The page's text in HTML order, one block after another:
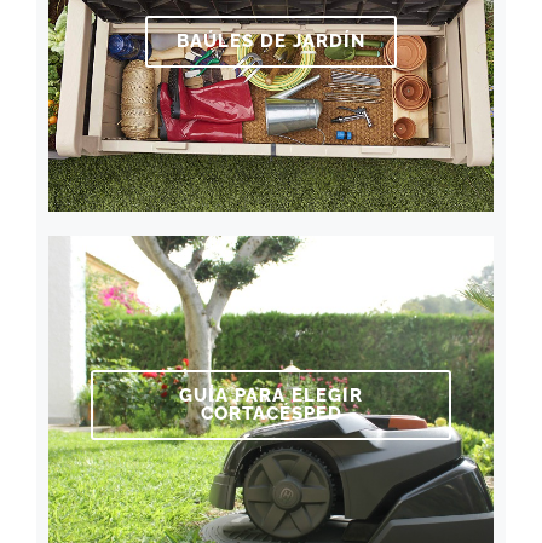
BAÚLES DE JARDÍN
GUÍA PARA ELEGIR
CORTACÉSPED